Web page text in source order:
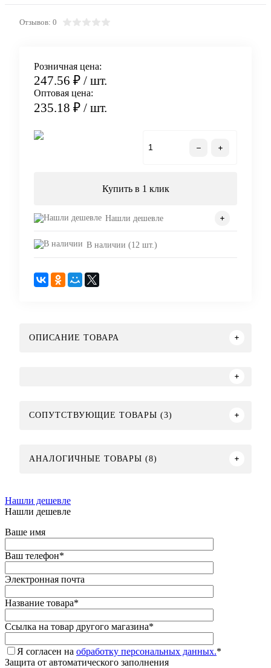
Отзывов: 0
Розничная цена:
247.56 ₽ / шт.
Оптовая цена:
235.18 ₽ / шт.
Купить в 1 клик
Нашли дешевле
В наличии (12 шт.)
ОПИСАНИЕ ТОВАРА
СОПУТСТВУЮЩИЕ ТОВАРЫ (3)
АНАЛОГИЧНЫЕ ТОВАРЫ (8)
Нашли дешевле
Нашли дешевле
Ваше имя
Ваш телефон*
Электронная почта
Название товара*
Ссылка на товар другого магазина*
Я согласен на обработку персональных данных.*
Защита от автоматического заполнения